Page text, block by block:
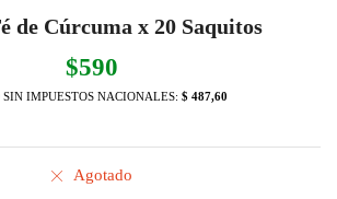
de Cúrcuma x 20 Saquitos
$590
SIN IMPUESTOS NACIONALES: $ 487,60
Agotado